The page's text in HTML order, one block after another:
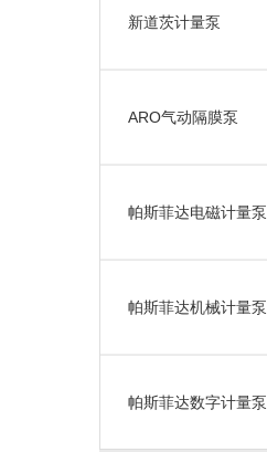
新道茨计量泵
ARO气动隔膜泵
帕斯菲达电磁计量泵
帕斯菲达机械计量泵
帕斯菲达数字计量泵